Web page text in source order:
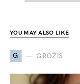
YOU MAY ALSO LIKE
G GROŽIS